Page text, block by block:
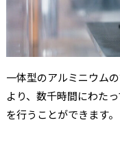
一体型のアルミニウム
より、数千時間にわた
を行うことができます。